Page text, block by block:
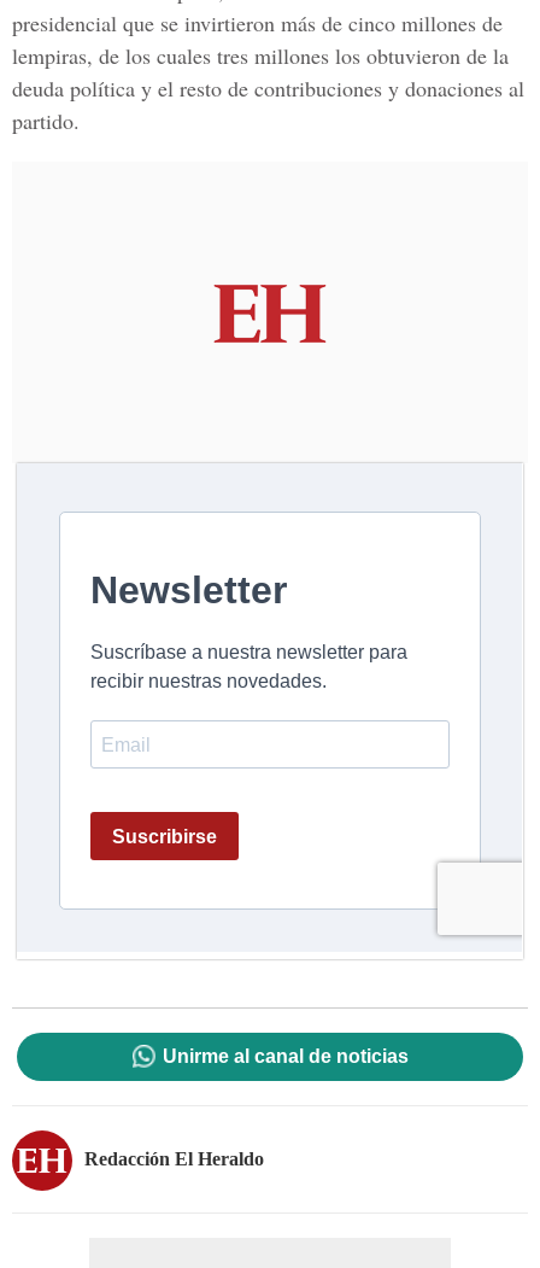
presidencial que se invirtieron más de cinco millones de
lempiras, de los cuales tres millones los obtuvieron de la
deuda política y el resto de contribuciones y donaciones al
partido.
Unirme al canal de noticias
Redacción El Heraldo